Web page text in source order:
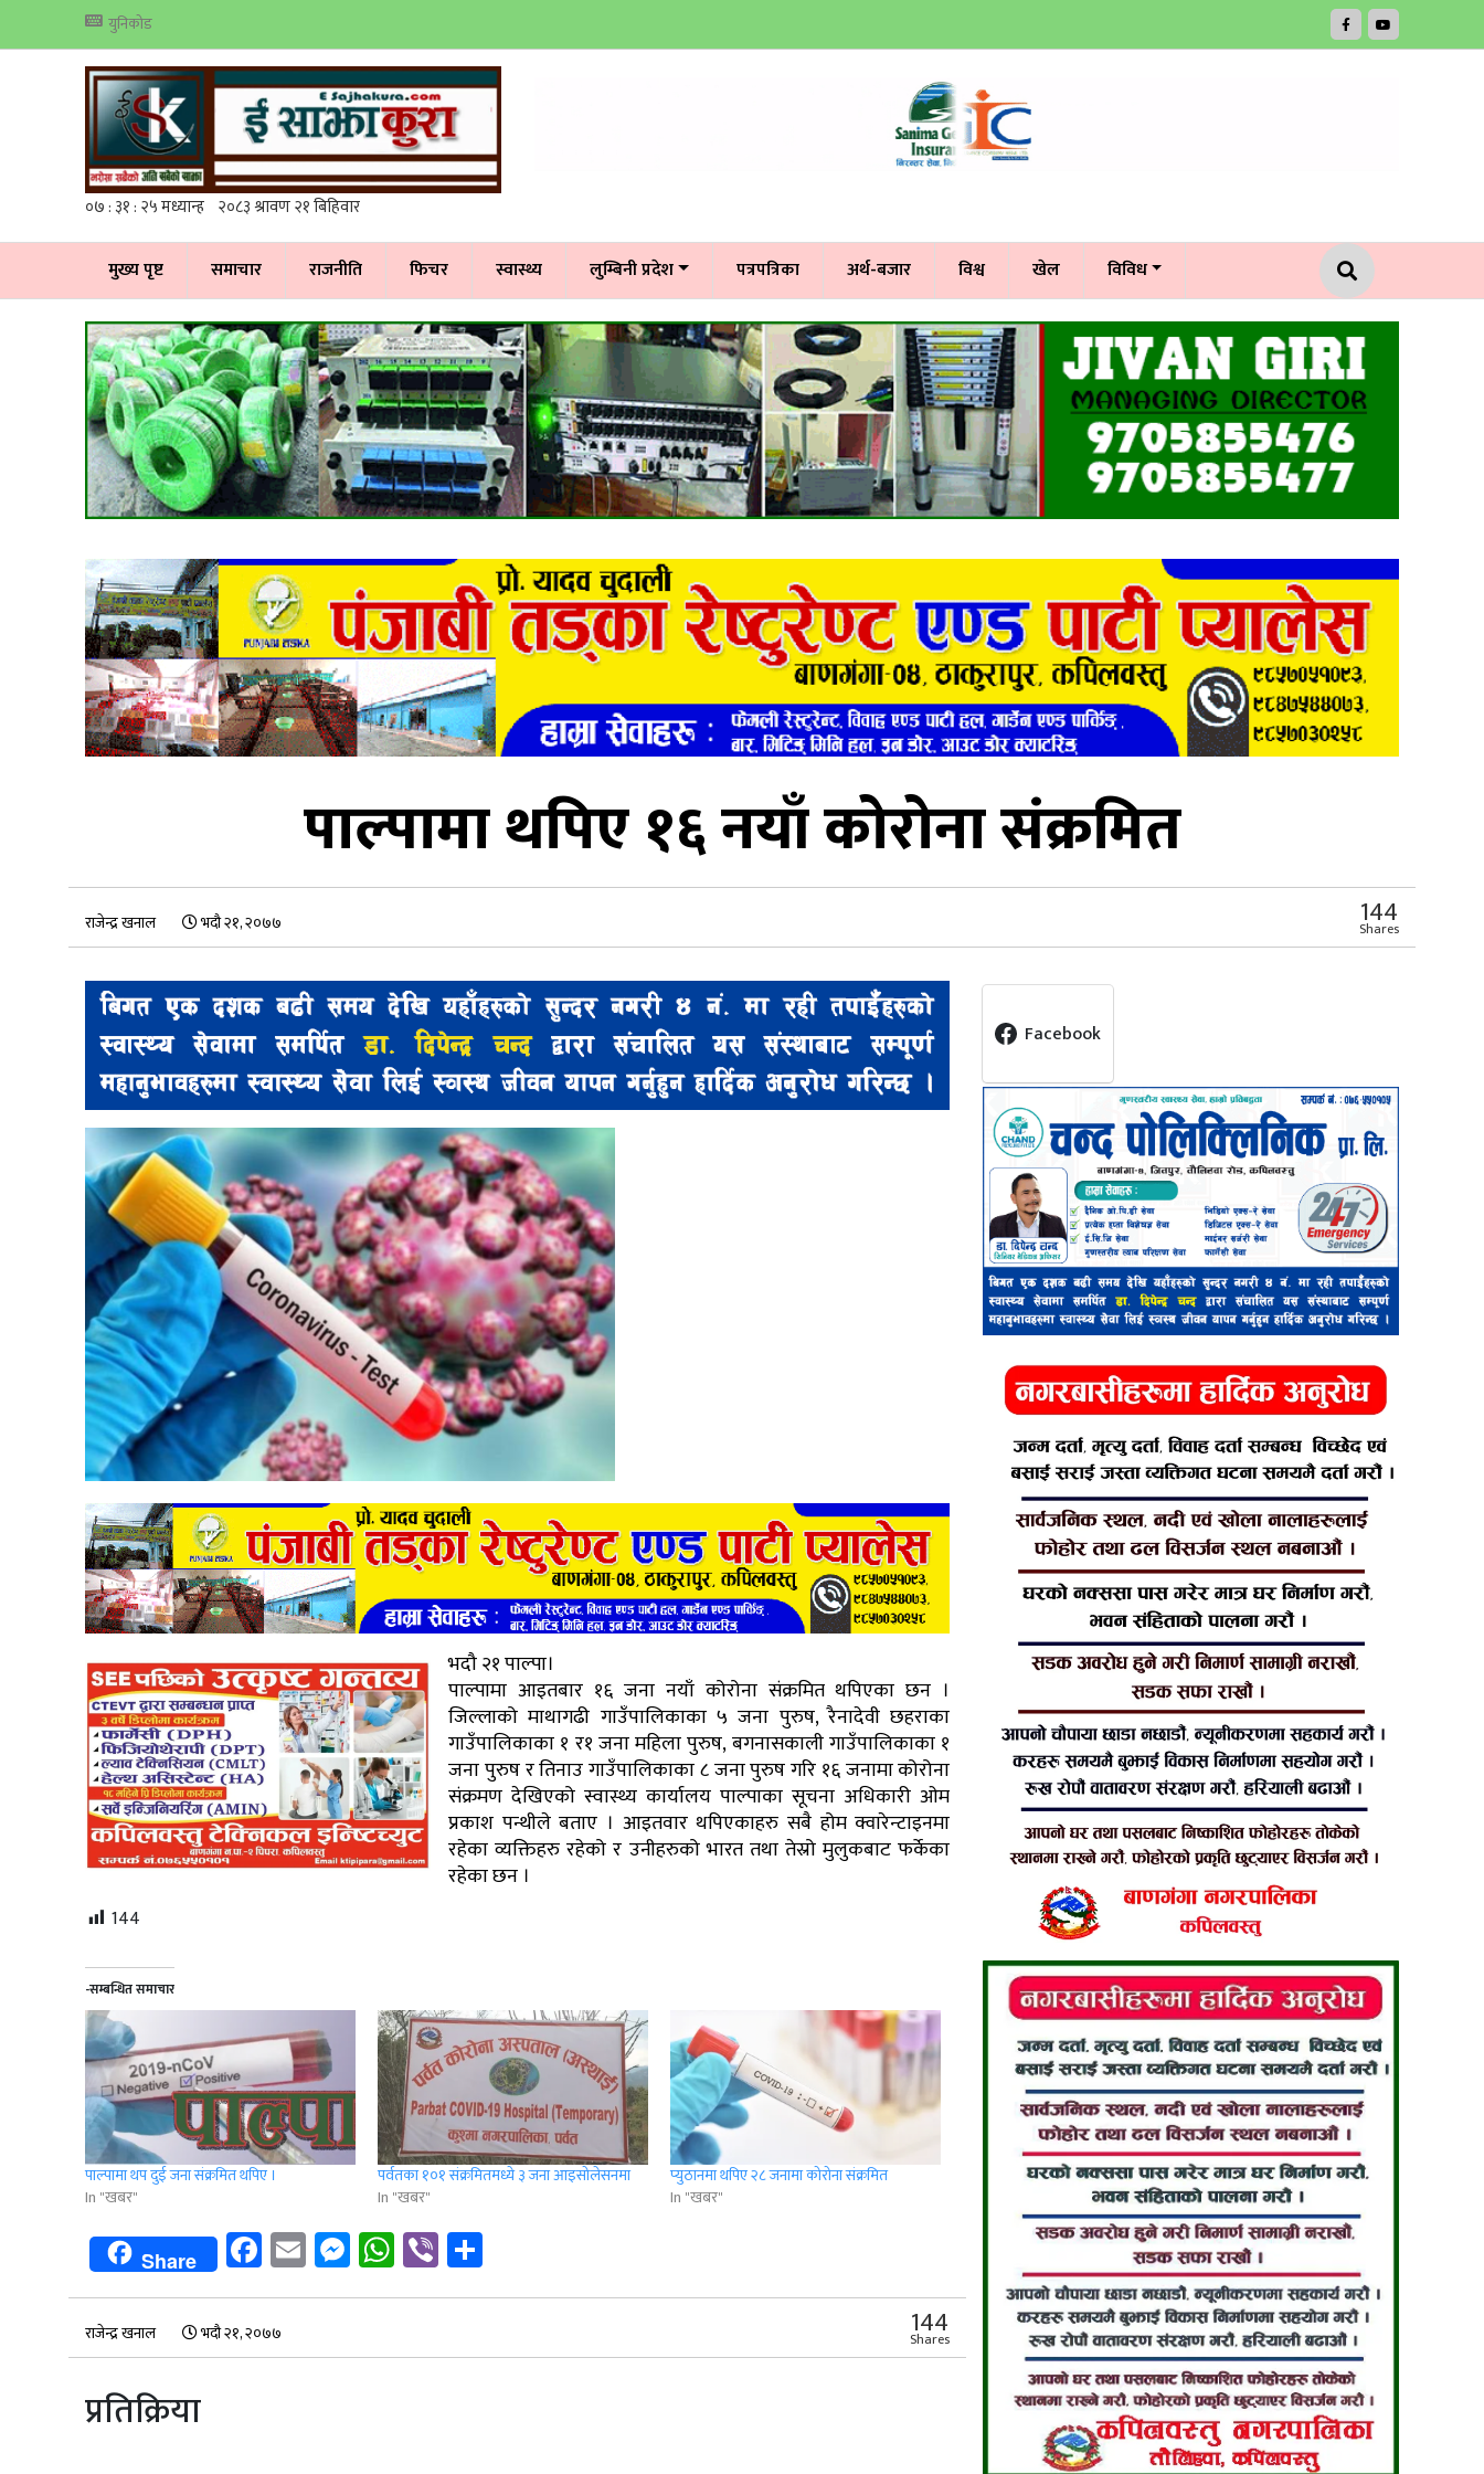
युनिकोड
मुख्य पृष्ट समाचार राजनीति फिचर स्वास्थ्य लुम्बिनी प्रदेश पत्रपत्रिका अर्थ-बजार विश्व खेल विविध
पाल्पामा थपिए १६ नयाँ कोरोना संक्रमित
राजेन्द्र खनाल भदौ २१, २०७७ 144
Shares
भदौ २१ पाल्पा।
पाल्पामा आइतबार १६ जना नयाँ कोरोना संक्रमित थपिएका छन ।
जिल्लाको माथागढी गाउँपालिकाका ५ जना पुरुष, रैनादेवी छहराका
गाउँपालिकाका १ र१ जना महिला पुरुष, बगनासकाली गाउँपालिकाका १
जना पुरुष र तिनाउ गाउँपालिकाका ८ जना पुरुष गरि १६ जनामा कोरोना
संक्रमण देखिएको स्वास्थ्य कार्यालय पाल्पाका सूचना अधिकारी ओम
प्रकाश पन्थीले बताए । आइतवार थपिएकाहरु सबै होम क्वारेन्टाइनमा
रहेका व्यक्तिहरु रहेको र उनीहरुको भारत तथा तेस्रो मुलुकबाट फर्केका
रहेका छन ।
144
-सम्बन्धित समाचार
पाल्पामा थप दुई जना संक्रमित थपिए ।
In "खबर"
पर्वतका १०१ संक्रमितमध्ये ३ जना आइसोलेसनमा
In "खबर"
प्युठानमा थपिए २८ जनामा कोरोना संक्रमित
In "खबर"
Share Facebook
EmailMessenger
WhatsApp
Viber
राजेन्द्र खनाल भदौ २१, २०७७ 144
Shares
प्रतिक्रिया
Facebook